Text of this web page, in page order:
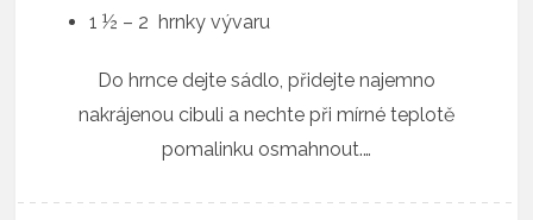
1 ½ – 2 hrnky vývaru
Do hrnce dejte sádlo, přidejte najemno
nakrájenou cibuli a nechte při mírné teplotě
pomalinku osmahnout.…